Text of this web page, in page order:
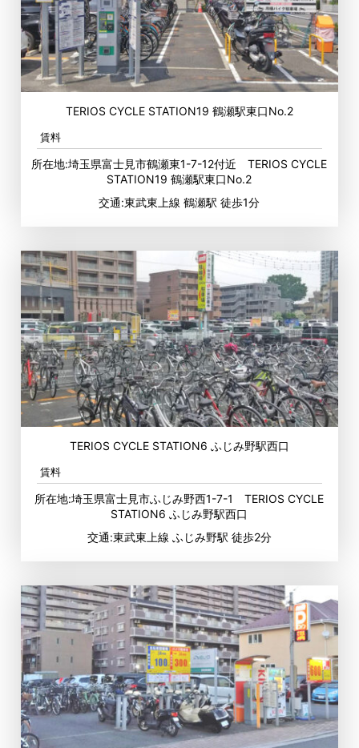
TERIOS CYCLE STATION19 鶴瀬駅東口No.2
賃料
所在地:埼玉県富士見市鶴瀬東1-7-12付近 TERIOS CYCLE
STATION19 鶴瀬駅東口No.2
交通:東武東上線 鶴瀬駅 徒歩1分
TERIOS CYCLE STATION6 ふじみ野駅西口
賃料
所在地:埼玉県富士見市ふじみ野西1-7-1 TERIOS CYCLE
STATION6 ふじみ野駅西口
交通:東武東上線 ふじみ野駅 徒歩2分